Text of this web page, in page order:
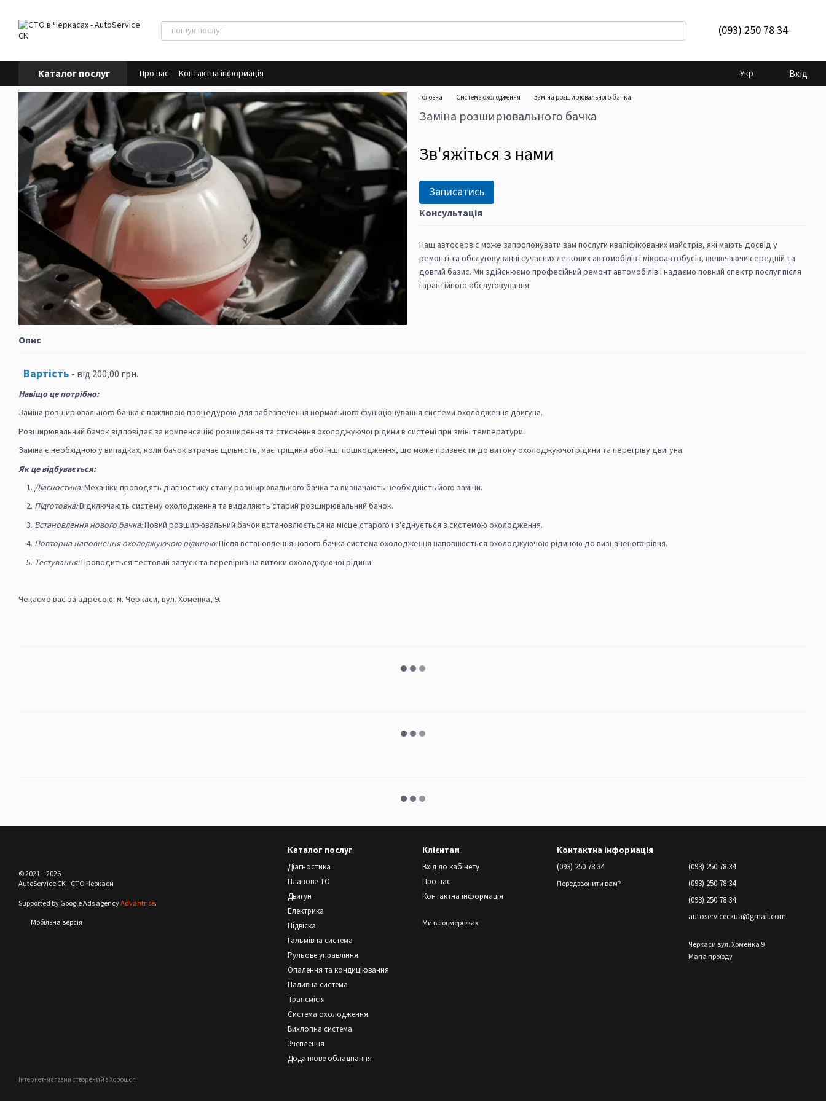
(093) 250 78 34
Каталог послуг Про нас Контактна інформація Укр Вхід
Головна Система охолодження Заміна розширювального бачка
Заміна розширювального бачка
Зв'яжіться з нами
Записатись
Консультація
Наш автосервіс може запропонувати вам послуги кваліфікованих майстрів, які мають досвід у
ремонті та обслуговуванні сучасних легкових автомобілів і мікроавтобусів, включаючи середній та
довгий базис. Ми здійснюємо професійний ремонт автомобілів і надаємо повний спектр послуг після
гарантійного обслуговування.
Опис
Вартість - від 200,00 грн.
Навіщо це потрібно:
Заміна розширювального бачка є важливою процедурою для забезпечення нормального функціонування системи охолодження двигуна.
Розширювальний бачок відповідає за компенсацію розширення та стиснення охолоджуючої рідини в системі при зміні температури.
Заміна є необхідною у випадках, коли бачок втрачає щільність, має тріщини або інші пошкодження, що може призвести до витоку охолоджуючої рідини та перегріву двигуна.
Як це відбувається:
Діагностика:Механіки проводять діагностику стану розширювального бачка та визначають необхідність його заміни.
Підготовка:Відключають систему охолодження та видаляють старий розширювальний бачок.
Встановлення нового бачка:Новий розширювальний бачок встановлюється на місце старого і з'єднується з системою охолодження.
Повторна наповнення охолоджуючою рідиною:Після встановлення нового бачка система охолодження наповнюється охолоджуючою рідиною до визначеного рівня.
Тестування:Проводиться тестовий запуск та перевірка на витоки охолоджуючої рідини.
Чекаємо вас за адресою: м. Черкаси, вул. Хоменка, 9.
© 2021—2026
AutoService CK - СТО Черкаси
Supported by Google Ads agencyAdvantrise.
Мобільна версія
Інтернет-магазин створений з Хорошоп
Каталог послуг
Діагностика
Планове ТО
Двигун
Електрика
Підвіска
Гальмівна система
Рульове управління
Опалення та кондиціювання
Паливна система
Трансмісія
Система охолодження
Вихлопна система
Зчеплення
Додаткове обладнання
Клієнтам
Вхід до кабінету
Про нас
Контактна інформація
Ми в соцмережах
Контактна інформація
(093) 250 78 34
Передзвонити вам?
(093) 250 78 34
(093) 250 78 34
(093) 250 78 34
autoserviceckua@gmail.com
Черкаси вул. Хоменка 9
Мапа проїзду